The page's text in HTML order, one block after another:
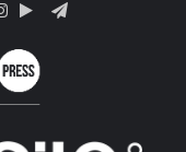
Google
Telegram